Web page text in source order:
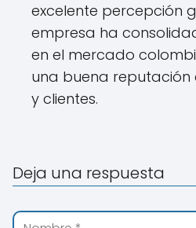
excelente percepción
empresa ha
en el mercado
una buena reputación
y clientes.
Deja una respuesta